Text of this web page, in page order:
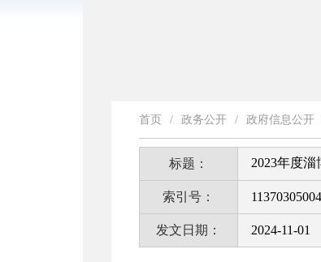
首页 / 政务公开 / 政府信息公开
标题： 2023年度
索引号：
发文日期： 2024-11-01